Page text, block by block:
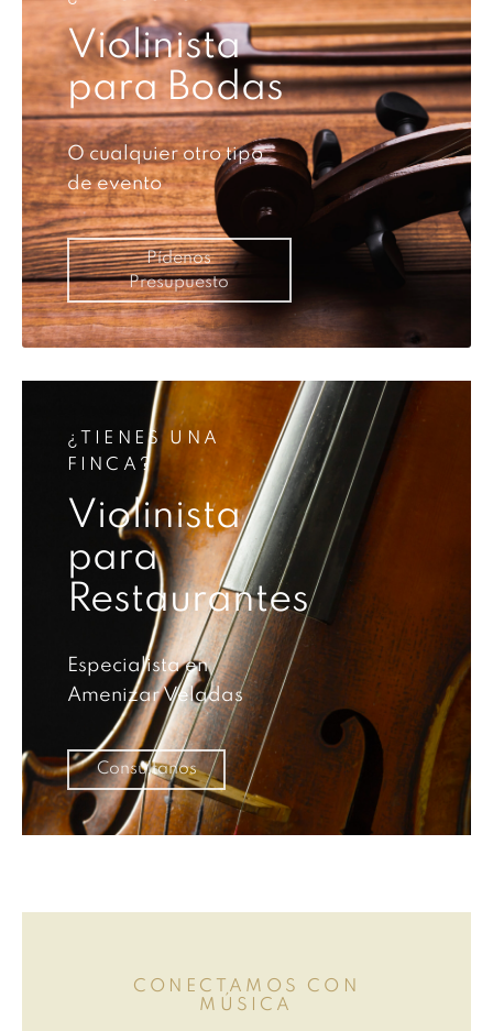
Violinista
para Bodas
O cualquier otro tipo
de evento
Pídenos
Presupuesto
¿TIENES UNA
FINCA?
Violinista
para
Restaurantes
Especialista en
Amenizar Veladas
Consúltanos
CONECTAMOS CON
MÚSICA